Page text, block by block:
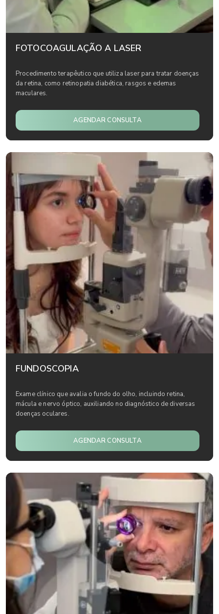
FOTOCOAGULAÇÃO A LASER
Procedimento terapêutico que utiliza laser para tratar doenças
da retina, como retinopatia diabética, rasgos e edemas
maculares.
AGENDAR CONSULTA
FUNDOSCOPIA
Exame clínico que avalia o fundo do olho, incluindo retina,
mácula e nervo óptico, auxiliando no diagnóstico de diversas
doenças oculares.
AGENDAR CONSULTA